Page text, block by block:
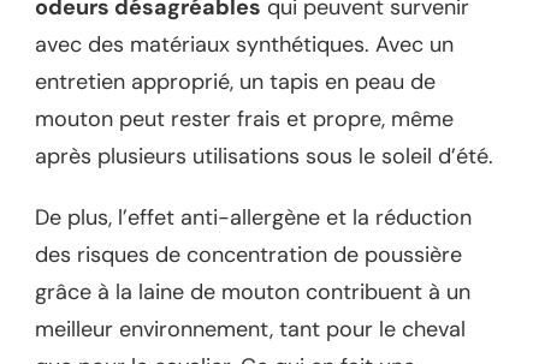
odeurs désagréables qui peuvent survenir
avec des matériaux synthétiques. Avec un
entretien approprié, un tapis en peau de
mouton peut rester frais et propre, même
après plusieurs utilisations sous le soleil d’été.
De plus, l’effet anti-allergène et la réduction
des risques de concentration de poussière
grâce à la laine de mouton contribuent à un
meilleur environnement, tant pour le cheval